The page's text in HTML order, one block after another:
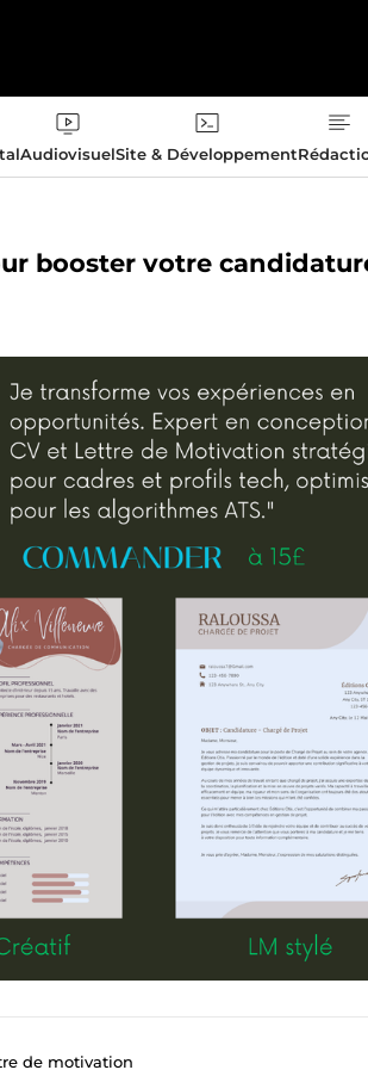
AudiovisuelSite & Développement
booster votre
de motivation